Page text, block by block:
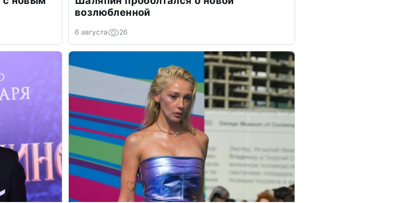
возлюбленной
6 августа 26